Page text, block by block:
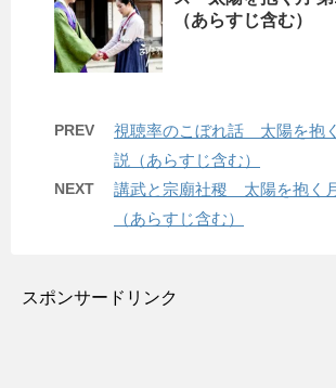
（あらすじ含む）
PREV
視聴率のこぼれ話 太陽を抱
説（あらすじ含む）
NEXT
講武と宗廟社稷 太陽を抱く
（あらすじ含む）
スポンサードリンク